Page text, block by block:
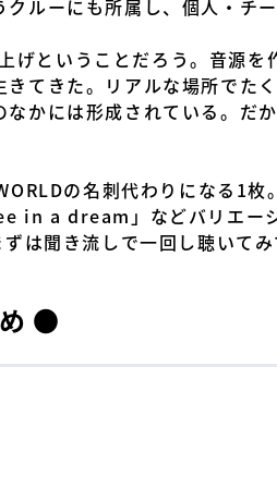
ルーにも所属し、個人・チ
ということだろう。音源を
てきた。リアルな場所でた
かには形成されている。だ
の名刺代わりになる1枚
in a dream」などバリエー
は聞き流しで一回し聴いてみ
●